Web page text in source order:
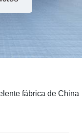
fábrica de China